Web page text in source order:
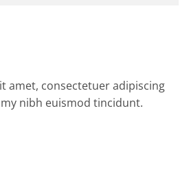
amet, consectetuer adipiscing
nibh euismod tincidunt.